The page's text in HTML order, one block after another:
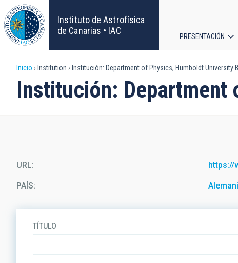
Pasar
al
contenido
principal
Instituto de Astrofísica
de Canarias • IAC
principal
PRESENTACIÓN
Sobrescribir
enlaces
a
la
navegación
Inicio Institution Institución: Department of Physics, Humboldt University
Institución: Department
URL https://
PAÍS
TÍTULO